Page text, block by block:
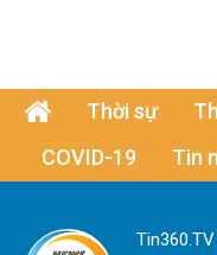
Thời sự
COVID-19
Tin